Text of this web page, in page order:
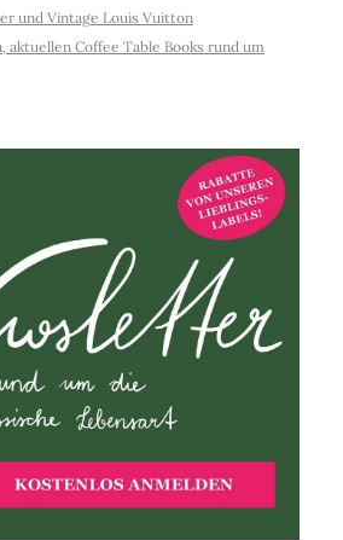
und Vintage Louis Vuitton
aktuellen Coffee Table Books rund um